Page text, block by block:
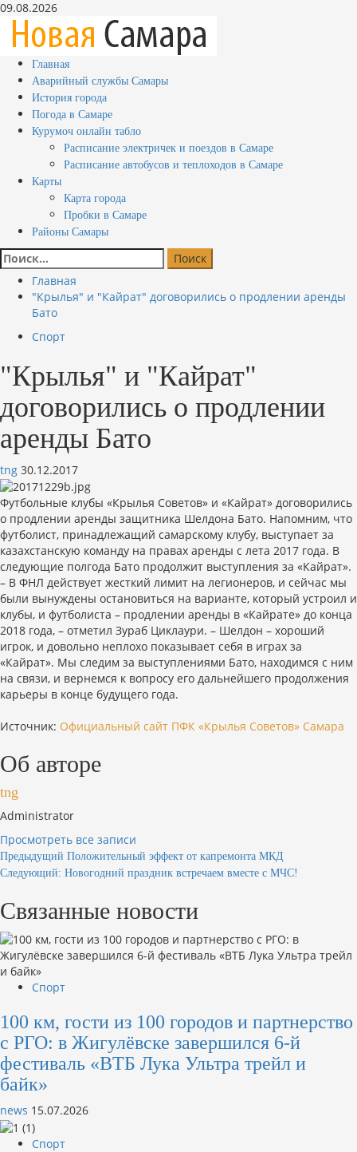
Перейти
содержимому
09.08.2026
Основное
меню
Главная
Аварийный службы Самары
История города
Погода в Самаре
Курумоч онлайн табло
Расписание электричек и поездов в Самаре
Расписание автобусов и теплоходов в Самаре
Карты
Карта города
Пробки в Самаре
Районы Самары
Найти:
Главная
"Крылья" и "Кайрат" договорились о продлении аренды
Бато
Спорт
"Крылья" и "Кайрат"
договорились о продлении
аренды Бато
tng 30.12.2017
Футбольные клубы «Крылья Советов» и «Кайрат» договорились
о продлении аренды защитника Шелдона Бато. Напомним, что
футболист, принадлежащий самарскому клубу, выступает за
казахстанскую команду на правах аренды с лета 2017 года. В
следующие полгода Бато продолжит выступления за «Кайрат».
– В ФНЛ действует жесткий лимит на легионеров, и сейчас мы
были вынуждены остановиться на варианте, который устроил и
клубы, и футболиста – продлении аренды в «Кайрате» до конца
2018 года, – отметил Зураб Циклаури. – Шелдон – хороший
игрок, и довольно неплохо показывает себя в играх за
«Кайрат». Мы следим за выступлениями Бато, находимся с ним
на связи, и вернемся к вопросу его дальнейшего продолжения
карьеры в конце будущего года.
Источник: Официальный сайт ПФК «Крылья Советов» Самара
Об авторе
tng
Administrator
Просмотреть все записи
Навигация
по
записям
Предыдущий Положительный эффект от капремонта МКД
Следующий: Новогодний праздник встречаем вместе с МЧС!
Связанные новости
Спорт
100 км, гости из 100 городов и партнерство
с РГО: в Жигулёвске завершился 6-й
фестиваль «ВТБ Лука Ультра трейл и
байк»
news 15.07.2026
Спорт